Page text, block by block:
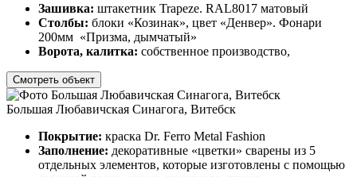
Зашивка: штакетник Trapeze. RAL8017 матовый
Столбы: блоки «Козинак», цвет «Денвер». Фонари
200мм «Призма, дымчатый»
Ворота, калитка: собственное производство,
Смотреть объект
Большая Любавичская Синагога, Витебск
Покрытие: краска Dr. Ferro Metal Fashion
Заполнение: декоративные «цветки» сварены из 5
отдельных элементов, которые изготовлены с помощью